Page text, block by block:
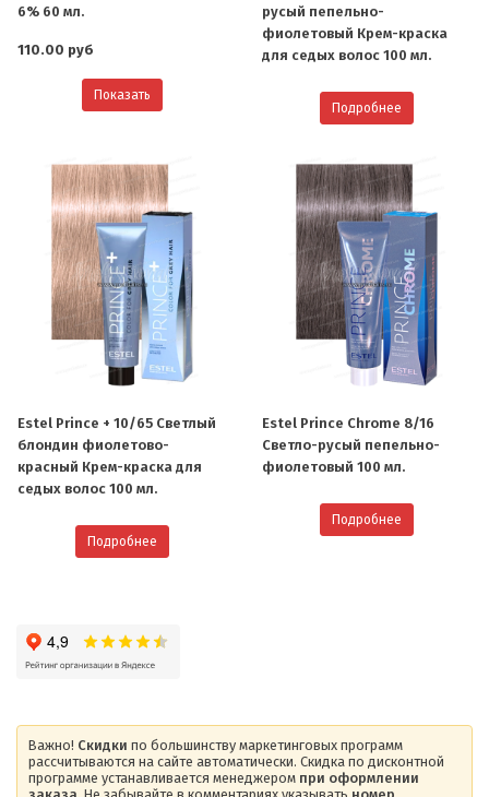
6% 60 мл.
110.00 руб
Показать
русый пепельно-
фиолетовый Крем-краска
для седых волос 100 мл.
Подробнее
Estel Prince + 10/65 Светлый
блондин фиолетово-
красный Крем-краска для
седых волос 100 мл.
Подробнее
Estel Prince Chrome 8/16
Светло-русый пепельно-
фиолетовый 100 мл.
Подробнее
Важно! Скидки по большинству маркетинговых программ
рассчитываются на сайте автоматически. Скидка по дисконтной
программе устанавливается менеджером при оформлении